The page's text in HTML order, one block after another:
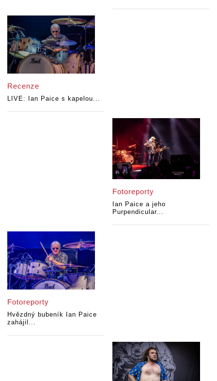
Recenze
LIVE: Ian Paice s kapelou...
Fotoreporty
Ian Paice a jeho
Purpendicular...
Fotoreporty
Hvězdný bubeník Ian Paice
zahájil...